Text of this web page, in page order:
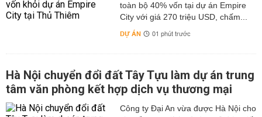
toàn bộ 40% vốn tại dự án Empire
City với giá 270 triệu USD, chấm...
DỰ ÁN 01 phút trước
Hà Nội chuyển đổi đất Tây Tựu làm dự án trung
tâm văn phòng kết hợp dịch vụ thương mại
Công ty Đại An vừa được Hà Nội cho